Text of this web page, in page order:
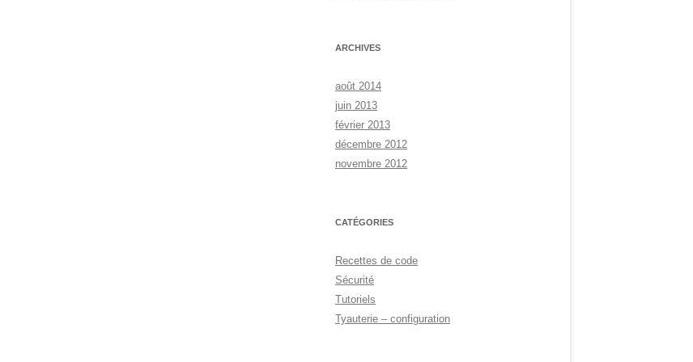
ARCHIVES
août 2014
juin 2013
février 2013
décembre 2012
novembre 2012
CATÉGORIES
Recettes de code
Sécurité
Tutoriels
Tyauterie – configuration